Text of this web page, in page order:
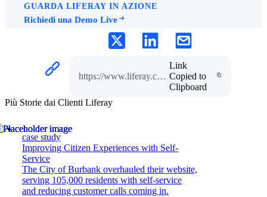
GUARDA LIFERAY IN AZIONE
Richiedi una Demo Live
https://www.liferay.com/it/resources/case-studies/city-of-vienna
Link
Copied to
Clipboard
Più Storie dai Clienti Liferay
case study
Improving Citizen Experiences with Self-
Service
The City of Burbank overhauled their website,
serving 105,000 residents with self-service
and reducing customer calls coming in.